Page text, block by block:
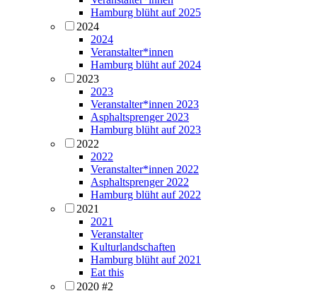
Hamburg blüht auf 2025
2024
2024
Veranstalter*innen
Hamburg blüht auf 2024
2023
2023
Veranstalter*innen 2023
Asphaltsprenger 2023
Hamburg blüht auf 2023
2022
2022
Veranstalter*innen 2022
Asphaltsprenger 2022
Hamburg blüht auf 2022
2021
2021
Veranstalter
Kulturlandschaften
Hamburg blüht auf 2021
Eat this
2020 #2